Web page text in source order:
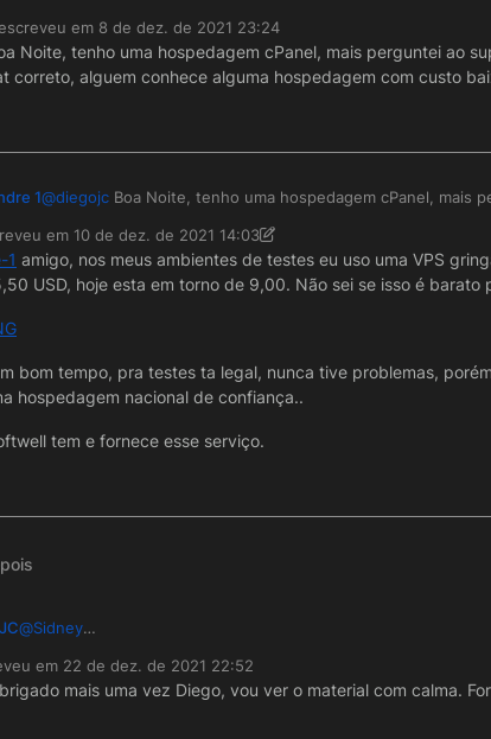
https://manual.softwell.com.br/#/
https://manual.softwell.com.br/#/publicar_war?id=publicar-war
https://manual.softwell.com.br/#/
Mas vou responder suas perguntas:
Pode usar uma VPS, pode usar um CPANEL da vida,
Os dados do seu banco, você pode transportar pro
Um abraço
em 8 de dez. de 2021 23:24
última edição por
Noite, tenho uma hospedagem cPanel, mais perguntei ao
correto, alguem conhece alguma hospedagem com custo
1@diegojc Boa Noite, tenho uma hospedagem cPanel, mais
usado.
em 10 de dez. de 2021 14:03
edição por DiegoJC
1 amigo, nos meus ambientes de testes eu uso uma VPS
USD, hoje esta em torno de 9,00. Não sei se isso é barato
bom tempo, pra testes ta legal, nunca tive problemas,
hospedagem nacional de confiança..
tem e fornece esse serviço.
@Sidney
https://manual.softwell.com.br/#/
https://manual.softwell.com.br/#/publicar_war?id=publicar-war
Mas vou responder suas perguntas:
em 22 de dez. de 2021 22:52
edição por
mais uma vez Diego, vou ver o material com calma.